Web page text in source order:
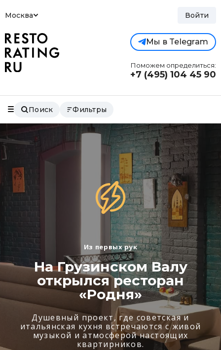
Москва Войти
Мы в Telegram
Поможем определиться:
+7 (495) 104 45 90
Поиск Фильтры
Из первых рук
На Грузинском Валу
открылся ресторан
«Родня»
Душевный проект, где советская и
итальянская кухня встречаются с живой
музыкой и атмосферой настоящих
квартирников.